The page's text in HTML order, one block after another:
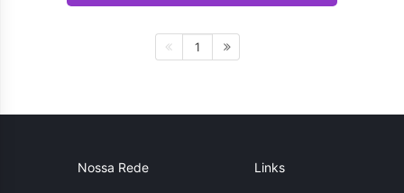
1
Nossa Rede Links